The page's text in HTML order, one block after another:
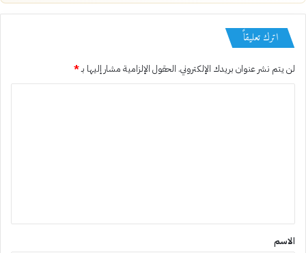
اترك تعليقاً
لن يتم نشر عنوان بريدك الإلكتروني. الحقول الإلزامية مشار إليها بـ*
*
الاسم